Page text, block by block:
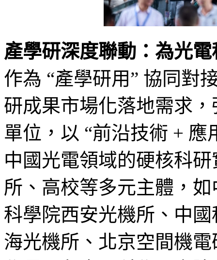
產學研深度聯動：為光
作為 “產學研用” 協同對
研成果市場化落地需求
單位，以 “前沿技術 +
中國光電領域的硬核科
所、高校等多元主體，
科學院西安光機所、中
海光機所、北京空間機